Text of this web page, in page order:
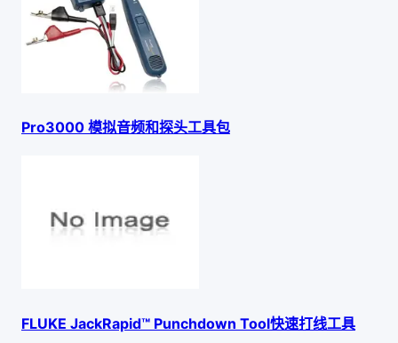
Pro3000 模拟音频和探头工具包
FLUKE JackRapid™ Punchdown Tool快速打线工具